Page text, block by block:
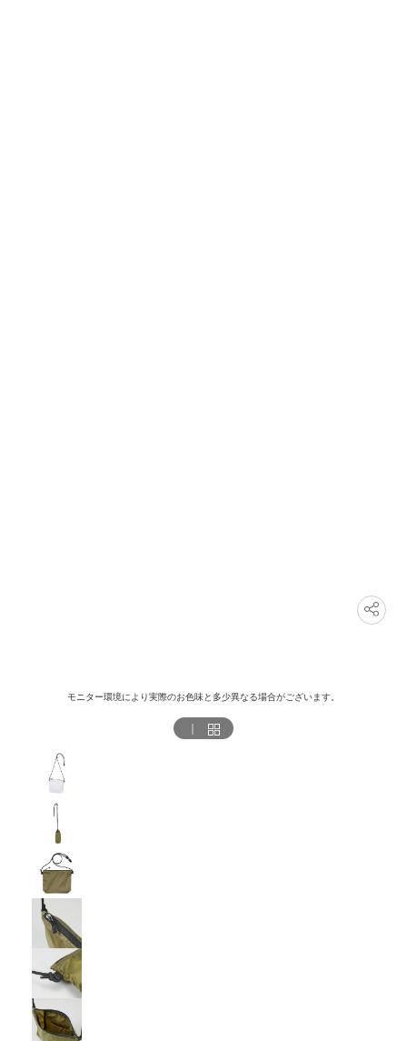
モニター環境により実際のお色味と多少異なる場合がございます。